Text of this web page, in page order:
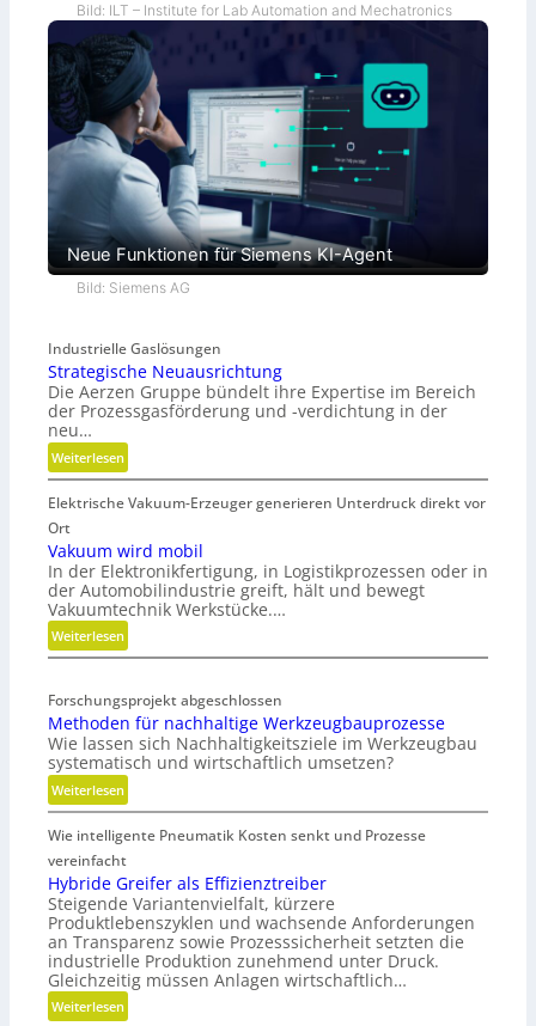
Bild: ILT – Institute for Lab Automation and Mechatronics
Neue Funktionen für Siemens KI-Agent
Bild: Siemens AG
Industrielle Gaslösungen
Strategische Neuausrichtung
Die Aerzen Gruppe bündelt ihre Expertise im Bereich
der Prozessgasförderung und -verdichtung in der
neu…
Weiterlesen:
S
t
a
t
e
g
i
s
h
e
N
e
u
u
s
r
i
c
h
t
Elektrische Vakuum-Erzeuger generieren Unterdruck direkt vor
Ort
Vakuum wird mobil
In der Elektronikfertigung, in Logistikprozessen oder in
der Automobilindustrie greift, hält und bewegt
Vakuumtechnik Werkstücke.…
Weiterlesen:
V
k
u
u
m
w
i
r
d
m
o
b
i
l
Forschungsprojekt abgeschlossen
Methoden für nachhaltige Werkzeugbauprozesse
Wie lassen sich Nachhaltigkeitsziele im Werkzeugbau
systematisch und wirtschaftlich umsetzen?
Weiterlesen:
M
e
t
h
o
d
e
n
f
ü
Wie intelligente Pneumatik Kosten senkt und Prozesse
vereinfacht
Hybride Greifer als Effizienztreiber
Steigende Variantenvielfalt, kürzere
Produktlebenszyklen und wachsende Anforderungen
an Transparenz sowie Prozesssicherheit setzten die
industrielle Produktion zunehmend unter Druck.
Gleichzeitig müssen Anlagen wirtschaftlich…
Weiterlesen: